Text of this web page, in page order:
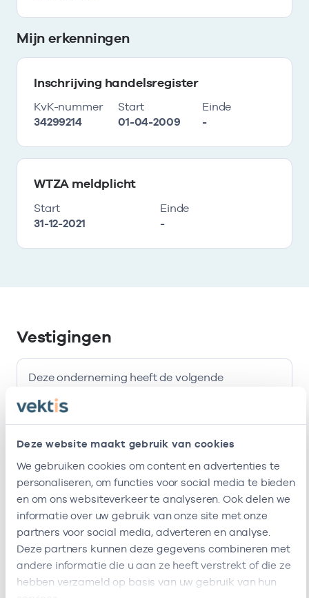
Deze website maakt gebruik van cookies
We gebruiken cookies om content en advertenties te
personaliseren, om functies voor social media te bieden
en om ons websiteverkeer te analyseren. Ook delen we
informatie over uw gebruik van onze site met onze
partners voor social media, adverteren en analyse.
Deze partners kunnen deze gegevens combineren met
andere informatie die u aan ze heeft verstrekt of die ze
hebben verzameld op basis van uw gebruik van hun
Mijn erkenningen
Inschrijving handelsregister
KvK-nummer
34299214
Start
01-04-2009
Einde
-
WTZA meldplicht
Start
31-12-2021
Einde
-
Vestigingen
Deze onderneming heeft de volgende
Deze onderneming heeft de volgende vestigingen
Naam Adres AGB-code
Praktijk
Camperstraat
1091AD
Amsterdam
01-04-2009
Zorgverleners